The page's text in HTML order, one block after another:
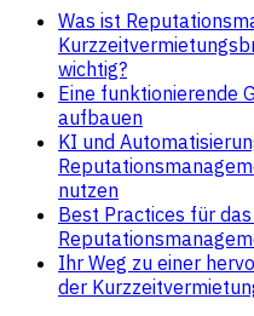
Was ist
wichtig?
Eine funktionierende
aufbauen
KI und
nutzen
Best Practices für
Ihr Weg zu einer
der